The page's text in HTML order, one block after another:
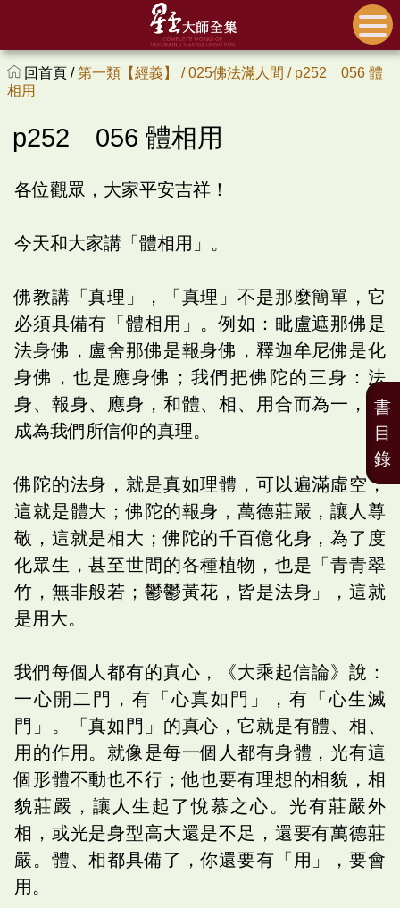
回首頁 /第一類【經義】 /025佛法滿人間 / p252 056 體
相用
p252 056 體相用
各位觀眾，大家平安吉祥！
今天和大家講「體相用」。
佛教講「真理」，「真理」不是那麼簡單，它
必須具備有「體相用」。例如：毗盧遮那佛是
法身佛，盧舍那佛是報身佛，釋迦牟尼佛是化
身佛，也是應身佛；我們把佛陀的三身：法
身、報身、應身，和體、相、用合而為一，就
成為我們所信仰的真理。
佛陀的法身，就是真如理體，可以遍滿虛空，
這就是體大；佛陀的報身，萬德莊嚴，讓人尊
敬，這就是相大；佛陀的千百億化身，為了度
化眾生，甚至世間的各種植物，也是「青青翠
竹，無非般若；鬱鬱黃花，皆是法身」，這就
是用大。
我們每個人都有的真心，《大乘起信論》說：
一心開二門，有「心真如門」，有「心生滅
門」。「真如門」的真心，它就是有體、相、
用的作用。就像是每一個人都有身體，光有這
個形體不動也不行；他也要有理想的相貌，相
貌莊嚴，讓人生起了悅慕之心。光有莊嚴外
相，或光是身型高大還是不足，還要有萬德莊
嚴。體、相都具備了，你還要有「用」，要會
用。
書
目
錄